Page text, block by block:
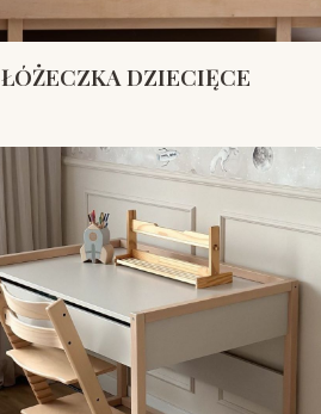
ŁÓŻECZKA DZIECIĘCE